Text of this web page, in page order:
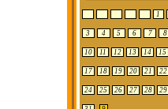
1
3 4 5 6 7 8
10 11 12 13 14 15
17 18 19 20 21 22
24 25 26 27 28 29